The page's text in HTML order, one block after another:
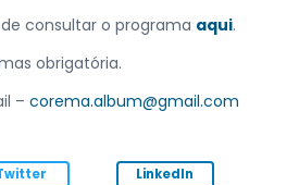
consultar o programa aqui.
obrigatória.
– corema.album@gmail.com
LinkedIn